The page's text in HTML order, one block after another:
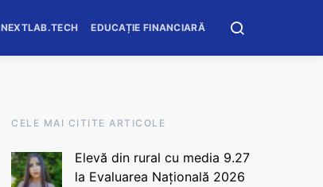
NEXTLAB.TECH EDUCAȚIE FINANCIARĂ
CELE MAI CITITE ARTICOLE
Elevă din rural cu media 9.27
la Evaluarea Națională 2026